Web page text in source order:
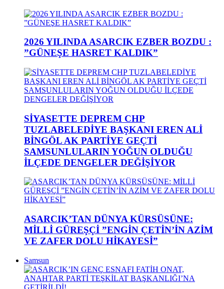
2026 YILINDA ASARCIK EZBER BOZDU :
”GÜNEŞE HASRET KALDIK”
SİYASETTE DEPREM CHP
TUZLABELEDİYE BAŞKANI EREN ALİ
BİNGÖL AK PARTİYE GEÇTİ
SAMSUNLULARIN YOĞUN OLDUĞU
İLÇEDE DENGELER DEĞİŞİYOR
ASARCIK’TAN DÜNYA KÜRSÜSÜNE:
MİLLİ GÜREŞÇİ ”ENGİN ÇETİN’İN AZİM
VE ZAFER DOLU HİKAYESİ”
Samsun